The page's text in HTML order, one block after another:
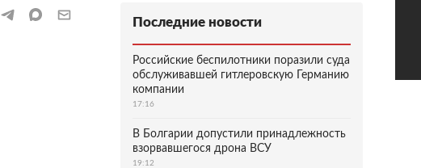
Последние новости
Российские беспилотники поразили суда
обслуживавшей гитлеровскую Германию
компании
17:16
В Болгарии допустили принадлежность
взорвавшегося дрона ВСУ
19:12